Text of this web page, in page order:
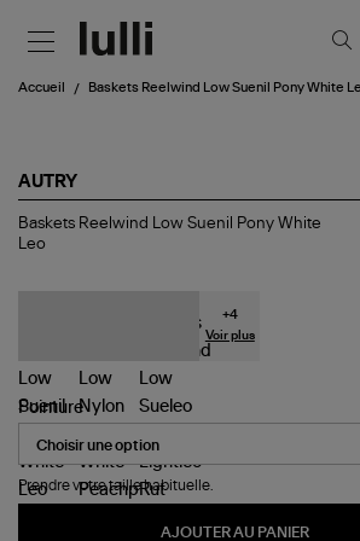
Accueil Baskets Reelwind Low Suenil Pony White
AUTRY
Baskets
Reelwind
Baskets Reelwind Low Suenil Pony White
Leo
+4
Voir plus
Pointure
Prendre votre taille habituelle.
AJOUTER AU PANIER